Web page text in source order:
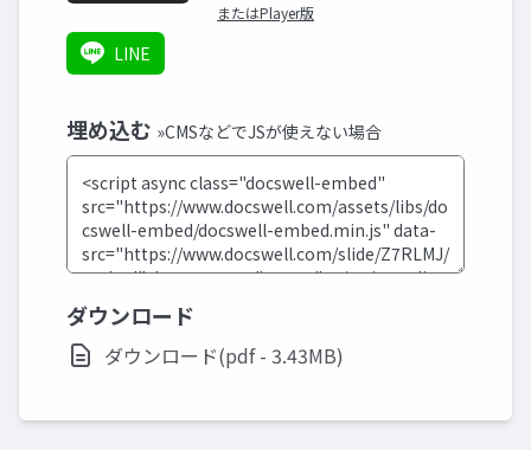
またはPlayer版
LINE
埋め込む »CMSなどでJSが使えない場合
ダウンロード
ダウンロード(pdf - 3.43MB)